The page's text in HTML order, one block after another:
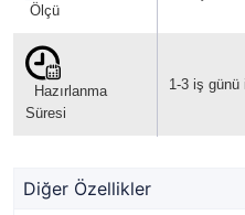
Ölçü
Hazırlanma
Süresi
1-3 iş günü
Diğer Özellikler